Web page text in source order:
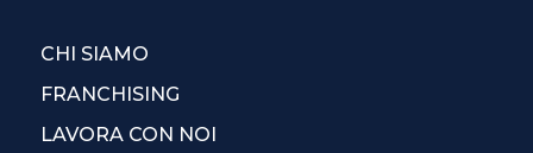
CHI SIAMO
FRANCHISING
LAVORA CON NOI